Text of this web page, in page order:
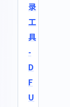
录
工
具
-
D
F
U